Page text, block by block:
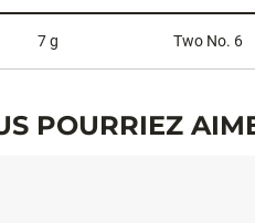
7 g Two No. 6
POURRIEZ